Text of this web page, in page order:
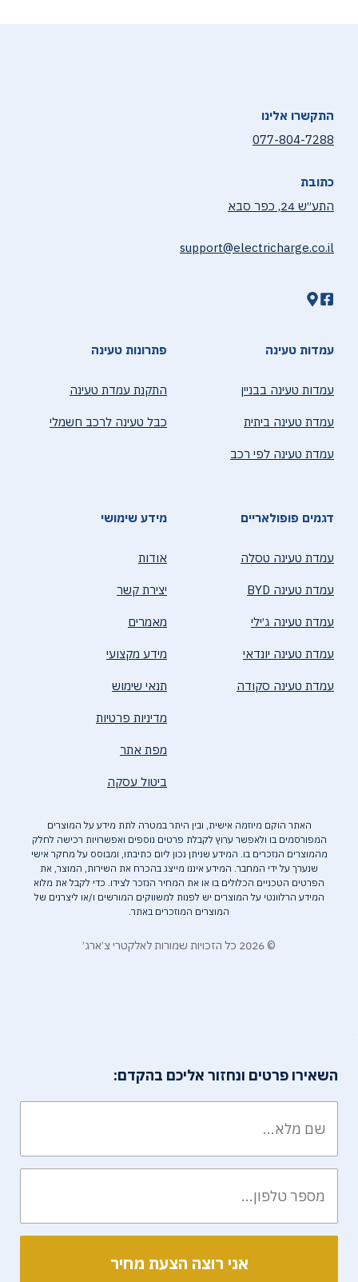
התקשרו אלינו
077-804-7288
כתובת
התע״ש 24, כפר סבא
support@electricharge.co.il
עמדות טעינה
עמדות טעינה בבניין
עמדת טעינה ביתית
עמדת טעינה לפי רכב
פתרונות טעינה
התקנת עמדת טעינה
כבל טעינה לרכב חשמלי
דגמים פופולאריים
עמדת טעינה טסלה
עמדת טעינה BYD
עמדת טעינה ג׳ילי
עמדת טעינה יונדאי
עמדת טעינה סקודה
מידע שימושי
אודות
יצירת קשר
מאמרים
מידע מקצועי
תנאי שימוש
מדיניות פרטיות
מפת אתר
ביטול עסקה
האתר הוקם מיוזמה אישית, ובין היתר במטרה לתת מידע על המוצרים
המפורסמים בו ולאפשר ערוץ לקבלת פרטים נוספים ואפשרויות רכישה לחלק
מהמוצרים הנזכרים בו. המידע שניתן נכון ליום כתיבתו, ומבוסס על מחקר אישי
שנערך על ידי המחבר. המידע איננו מייצג בהכרח את השירות, המוצר, את
הפרטים הטכניים הכלולים בו או את המחיר הנזכר לצידו. כדי לקבל את מלוא
המידע הרלוונטי על המוצרים יש לפנות למשווקים המורשים ו/או ליצרנים של
המוצרים המוזכרים באתר.
© 2026 כל הזכויות שמורות לאלקטרי צ׳ארג׳
השאירו פרטים ונחזור אליכם בהקדם: